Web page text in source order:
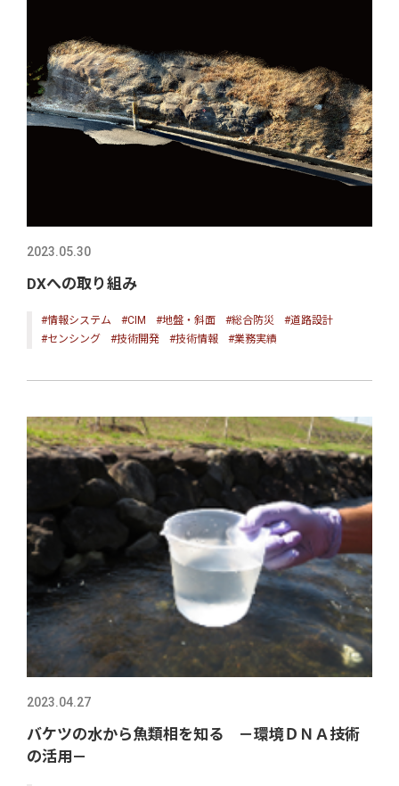
2023.05.30
DXへの取り組み
#情報システム #CIM #地盤・斜面 #総合防災
#道路設計
#センシング
#技術開発 #技術情報 #業務実績
2023.04.27
バケツの水から魚類相を知る －環境ＤＮＡ技術
の活用－